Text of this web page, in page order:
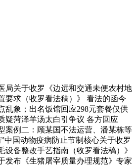
关于收罗《边远和交通未便农村地
要求（收罗看法稿）》 看法的函今
乱象；出名饭馆回应298元套餐仅供
疑菏泽羊汤太白引争议 各方回应
案例二：顾某国不法运营、潘某栋等
中国动物疫病防止节制核心关于收罗
设备整改手艺指南（收罗看法稿）》
发布《生猪屠宰质量办理规范》专家